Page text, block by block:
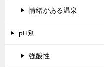
情緒がある温泉
pH別
強酸性